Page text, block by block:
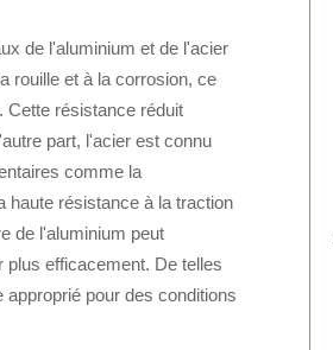
de l'aluminium et de l'acier
rouille et à la corrosion, ce
Cette résistance réduit
part, l'acier est connu
comme la
haute résistance à la traction
de l'aluminium peut
plus efficacement. De telles
pour des conditions